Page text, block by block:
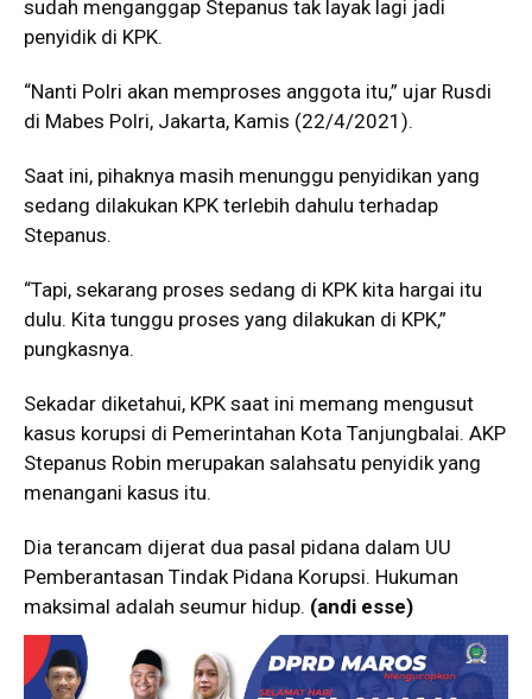
sudah menganggap Stepanus tak layak lagi jadi
penyidik di KPK.
“Nanti Polri akan memproses anggota itu,” ujar Rusdi
di Mabes Polri, Jakarta, Kamis (22/4/2021).
Saat ini, pihaknya masih menunggu penyidikan yang
sedang dilakukan KPK terlebih dahulu terhadap
Stepanus.
“Tapi, sekarang proses sedang di KPK kita hargai itu
dulu. Kita tunggu proses yang dilakukan di KPK,”
pungkasnya.
Sekadar diketahui, KPK saat ini memang mengusut
kasus korupsi di Pemerintahan Kota Tanjungbalai. AKP
Stepanus Robin merupakan salahsatu penyidik yang
menangani kasus itu.
Dia terancam dijerat dua pasal pidana dalam UU
Pemberantasan Tindak Pidana Korupsi. Hukuman
maksimal adalah seumur hidup. (andi esse)